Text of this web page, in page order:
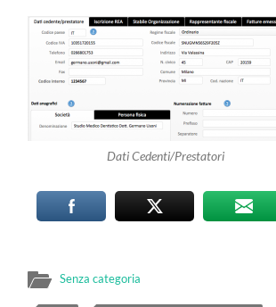
Dati Cedenti/Prestatori
Senza categoria